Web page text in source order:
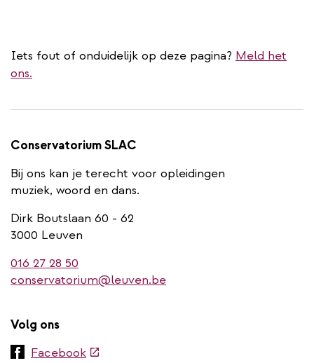
Iets fout of onduidelijk op deze pagina? Meld het
ons.
Conservatorium SLAC
Bij ons kan je terecht voor opleidingen
muziek, woord en dans.
Dirk Boutslaan 60 - 62
3000 Leuven
016 27 28 50
conservatorium@leuven.be
Volg ons
Facebook(externe